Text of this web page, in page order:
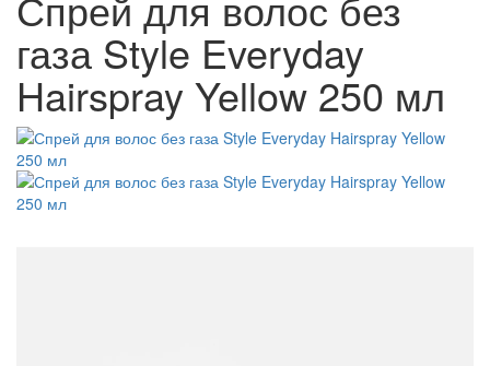
газа Style Everyday
Hairspray Yellow 250 мл